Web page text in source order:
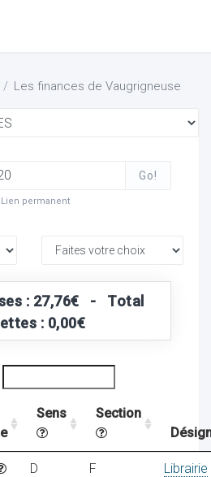
Les finances de Vaugrigneuse
Go!
permanent
: 27,76€ - Total
: 0,00€
Sens
Section
D F
Librairie